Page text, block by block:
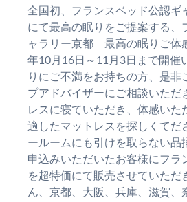
全国初、フランスベッド公認ギ
にて最高の眠りをご提案する、
ャラリー京都 最高の眠りご体
年10月16日～11月3日まで開催
りにご不満をお持ちの方、是非
プアドバイザーにご相談いただ
レスに寝ていただき、体感いた
適したマットレスを探しく
ールームにも引けを取らない品
申込みいただいたお客様にフラ
を超特価にて販売させていただ
ん、京都、大阪、兵庫、滋賀、